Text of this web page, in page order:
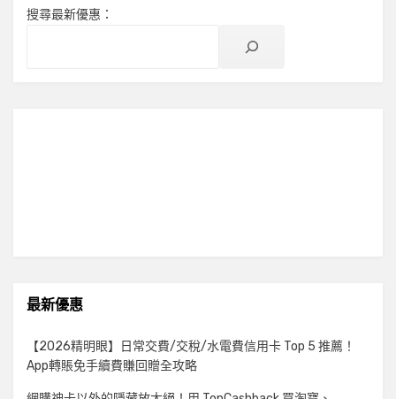
搜尋最新優惠：
最新優惠
【2026精明眼】日常交費/交稅/水電費信用卡 Top 5 推薦！
App轉賬免手續費賺回贈全攻略